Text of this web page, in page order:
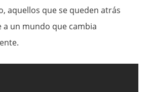
aquellos que se queden atrás
a un mundo que cambia